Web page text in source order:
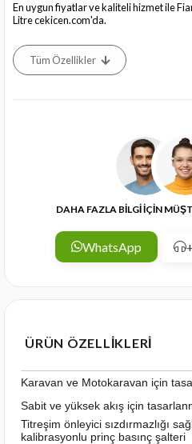
En uygun fiyatlar ve kaliteli hizmet ile
Litre cekicen.com'da.
Tüm Özellikler
DAHA FAZLA BİLGİ İÇİN
WhatsApp
ÜRÜN ÖZELLIKLERI
Karavan ve Motokaravan için
Sabit ve yüksek akış için
Titreşim önleyici sızdırmazlığı
kalibrasyonlu prinç basınç şalteri